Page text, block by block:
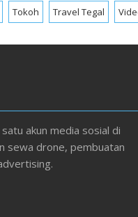
Tokoh Travel Tegal
akun media sosial di
sewa drone, pembuatan